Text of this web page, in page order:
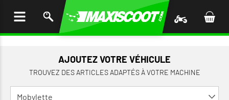
AJOUTEZ VOTRE VÉHICULE
TROUVEZ DES ARTICLES ADAPTÉS À VOTRE MACHINE